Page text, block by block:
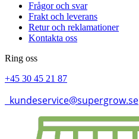
Frågor och svar
Frakt och leverans
Retur och reklamationer
Kontakta oss
Ring oss
+45 30 45 21 87
kundeservice@supergrow.se